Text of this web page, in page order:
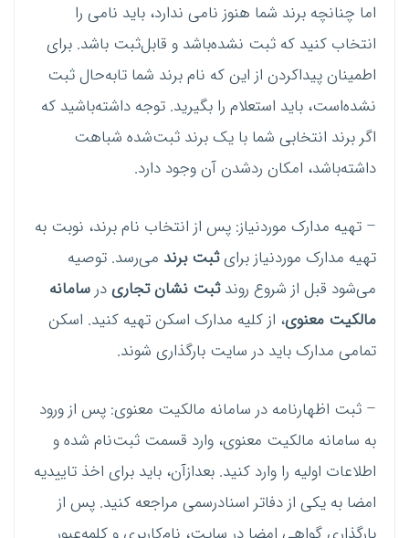
اما چنانچه برند شما هنوز نامی ندارد، باید نامی را
انتخاب کنید که ثبت نشده‌باشد و قابل‌ثبت باشد. برای
اطمینان پیداکردن از این که نام برند شما تابه‌حال ثبت
نشده‌است، باید استعلام را بگیرید. توجه داشته‌باشید که
اگر برند انتخابی شما با یک برند ثبت‌شده شباهت
داشته‌باشد، امکان ردشدن آن وجود دارد.
– تهیه مدارک موردنیاز: پس از انتخاب نام برند، نوبت به
تهیه مدارک موردنیاز برایثبت برند می‌رسد. توصیه
می‌شود قبل از شروع روندثبت نشان تجاریدرسامانه
مالکیت معنوی، از کلیه مدارک اسکن تهیه کنید. اسکن
تمامی مدارک باید در سایت بارگذاری شوند.
– ثبت اظهارنامه در سامانه مالکیت معنوی: پس از ورود
به سامانه مالکیت معنوی، وارد قسمت ثبت‌نام شده و
اطلاعات اولیه را وارد کنید. بعدازآن، باید برای اخذ تاییدیه
امضا به یکی از دفاتر اسناد‌رسمی مراجعه کنید. پس از